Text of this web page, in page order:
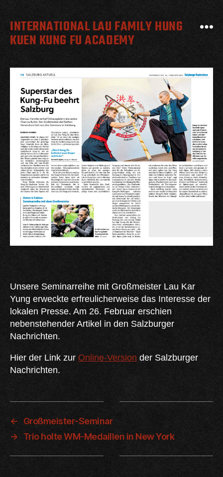
INTERNATIONAL LAU FAMILY HUNG
KUEN KUNG FU ACADEMY
Unsere Seminarreihe mit Großmeister Lau Kar
Yung erweckte erfreulicherweise das Interesse der
lokalen Presse. Am 26. Februar erschien
nebenstehender Artikel in den Salzburger
Nachrichten.
Hier der Link zur Online-Version der Salzburger
Nachrichten.
←
Großmeister-Seminar
→
Trio holte WM-Medaillen in New York